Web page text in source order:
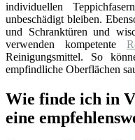
individuellen
unbeschädigt bleiben.
und Schranktüren und
verwenden kompetente
Reinigungsmittel. So
empfindliche Oberflächen
Wie finde ich in
eine